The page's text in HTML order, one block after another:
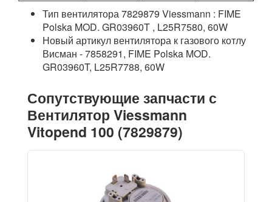
Тип вентилятора 7829879 Viessmann : FIME
Polska MOD. GR03960T , L25R7580, 60W
Новый артикул вентилятора к газового котлу
Висман - 7858291, FIME Polska MOD.
GR03960T, L25R7788, 60W
Сопутствующие запчасти с
Вентилятор Viessmann
Vitopend 100 (7829879)